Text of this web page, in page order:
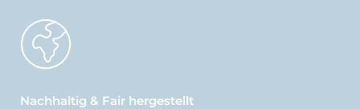
Nachhaltig & Fair hergestellt